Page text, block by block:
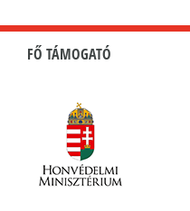
FŐ TÁMOGATÓ